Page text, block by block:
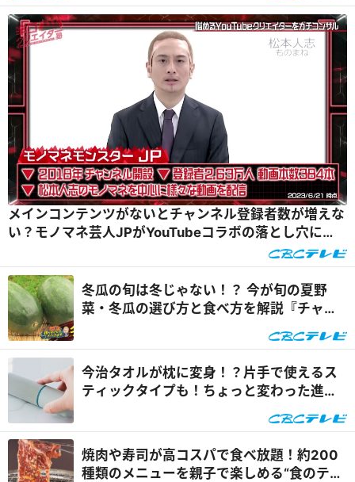
メインコンテンツがないとチャンネル登録者数が増えな
い？モノマネ芸人JPがYouTubeコラボの落とし穴に…
冬瓜の旬は冬じゃない！？ 今が旬の夏野
菜・冬瓜の選び方と食べ方を解説『チャン
今治タオルが枕に変身！？片手で使えるス
ティックタイプも！ちょっと変わった進化
焼肉や寿司が高コスパで食べ放題！約200
種類のメニューを親子で楽しめる“食のテー